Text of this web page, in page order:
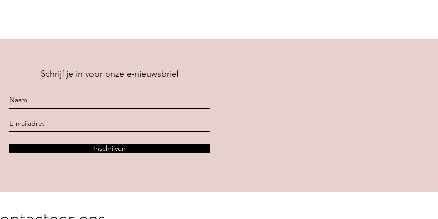
Schrijf je in voor onze e-nieuwsbrief
Inschrijven